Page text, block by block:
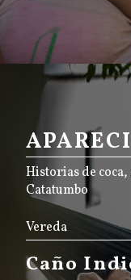
Historias de
Catatumbo
Vereda
Caño